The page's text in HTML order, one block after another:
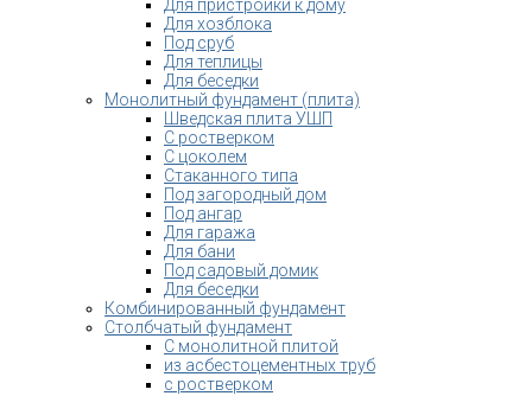
Для пристройки к дому
Для хозблока
Под сруб
Для теплицы
Для беседки
Монолитный фундамент (плита)
Шведская плита УШП
С ростверком
С цоколем
Стаканного типа
Под загородный дом
Под ангар
Для гаража
Для бани
Под садовый домик
Для беседки
Комбинированный фундамент
Столбчатый фундамент
С монолитной плитой
из асбестоцементных труб
с ростверком